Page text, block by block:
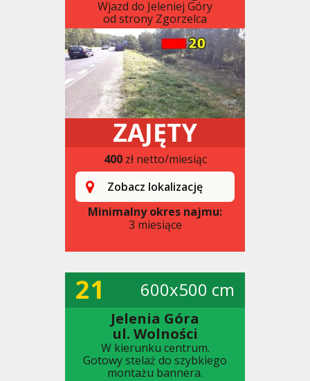
Wjazd do Jeleniej Góry
od strony Zgorzelca
ZAJĘTY
400zł netto/miesiąc
Zobacz lokalizację
Minimalny okres najmu:
3 miesiące
21 600x500 cm
Jelenia Góra
ul. Wolności
W kierunku centrum.
Gotowy stelaż do szybkiego
montażu bannera.